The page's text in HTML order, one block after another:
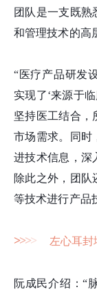
团队是一支既熟
和管理技术的高
“医疗产品研发
实现了‘来源于
坚持医工结合，
市场需求。同时
进技术信息，深
除此之外，团队
等技术进行产品
>>>> 左心耳封
阮成民介绍：“